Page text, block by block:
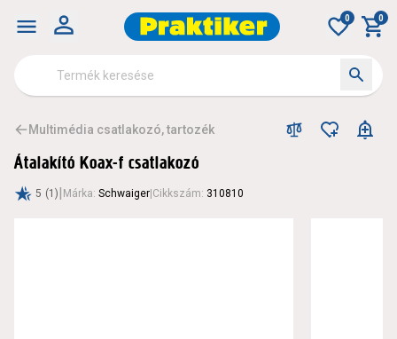
0 0
Multimédia csatlakozó, tartozék
Átalakító Koax-f csatlakozó
5 (1)| Márka: Schwaiger Cikkszám: 310810